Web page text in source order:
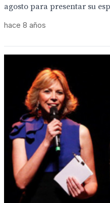
agosto para presentar su
hace 8 años